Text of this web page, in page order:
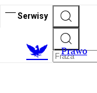
Serwisy
Prawo